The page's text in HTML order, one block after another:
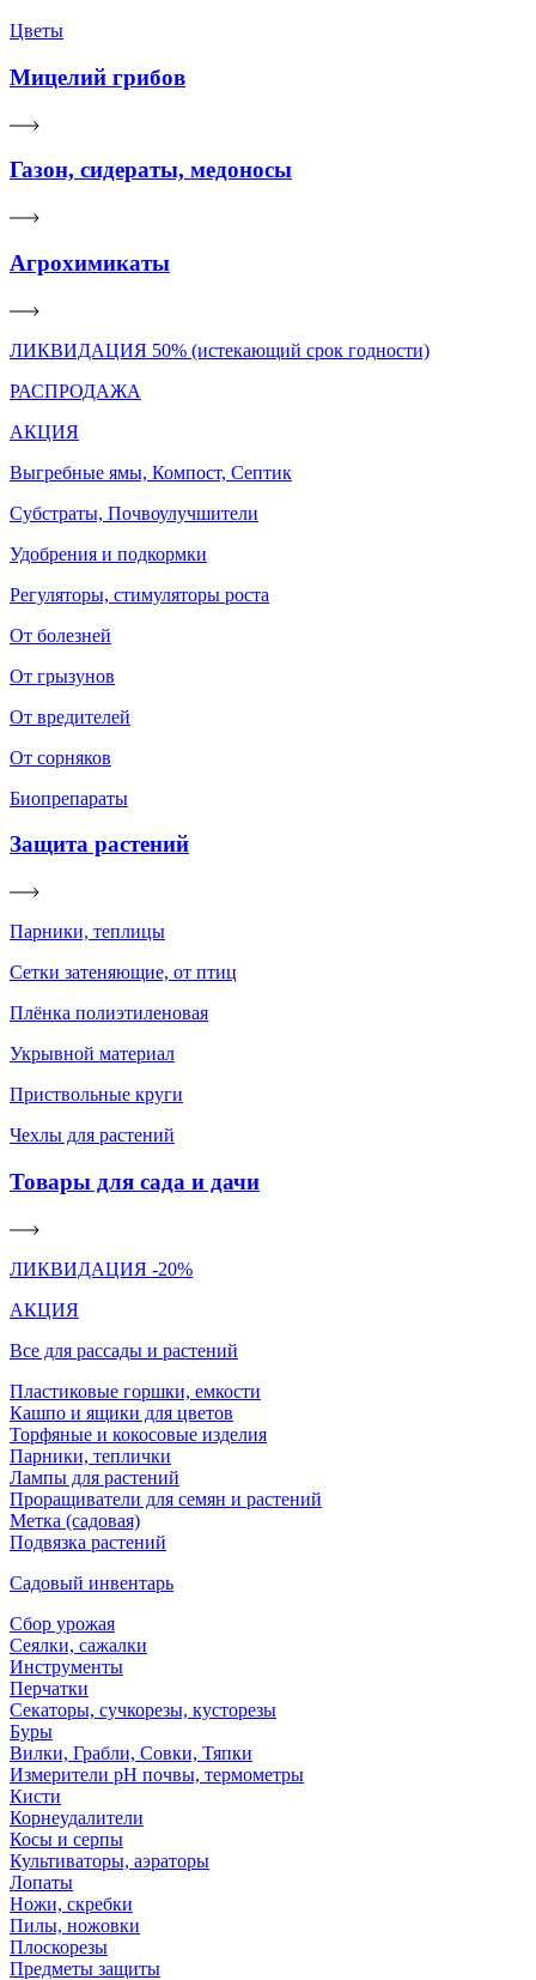
Цветы
Мицелий грибов
Газон, сидераты, медоносы
Агрохимикаты
ЛИКВИДАЦИЯ 50% (истекающий срок годности)
РАСПРОДАЖА
АКЦИЯ
Выгребные ямы, Компост, Септик
Субстраты, Почвоулучшители
Удобрения и подкормки
Регуляторы, стимуляторы роста
От болезней
От грызунов
От вредителей
От сорняков
Биопрепараты
Защита растений
Парники, теплицы
Сетки затеняющие, от птиц
Плёнка полиэтиленовая
Укрывной материал
Приствольные круги
Чехлы для растений
Товары для сада и дачи
ЛИКВИДАЦИЯ -20%
АКЦИЯ
Все для рассады и растений
Пластиковые горшки, емкости
Кашпо и ящики для цветов
Торфяные и кокосовые изделия
Парники, теплички
Лампы для растений
Проращиватели для семян и растений
Метка (садовая)
Подвязка растений
Садовый инвентарь
Сбор урожая
Сеялки, сажалки
Инструменты
Перчатки
Секаторы, сучкорезы, кусторезы
Буры
Вилки, Грабли, Совки, Тяпки
Измерители pH почвы, термометры
Кисти
Корнеудалители
Косы и серпы
Культиваторы, аэраторы
Лопаты
Ножи, скребки
Пилы, ножовки
Плоскорезы
Предметы защиты